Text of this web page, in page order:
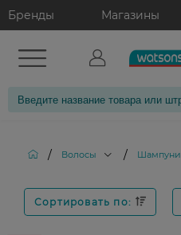
Бренды Магазины
/ Волосы / Шампуни
Сортировать по: